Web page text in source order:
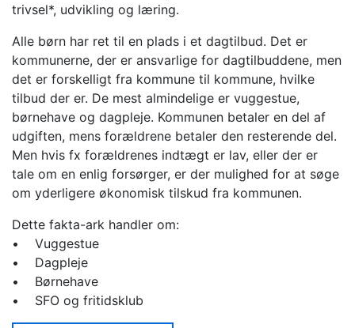
trivsel*, udvikling og læring.
Alle børn har ret til en plads i et dagtilbud. Det er
kommunerne, der er ansvarlige for dagtilbuddene, men
det er forskelligt fra kommune til kommune, hvilke
tilbud der er. De mest almindelige er vuggestue,
børnehave og dagpleje. Kommunen betaler en del af
udgiften, mens forældrene betaler den resterende del.
Men hvis fx forældrenes indtægt er lav, eller der er
tale om en enlig forsørger, er der mulighed for at søge
om yderligere økonomisk tilskud fra kommunen.
Dette fakta-ark handler om:
• Vuggestue
• Dagpleje
• Børnehave
• SFO og fritidsklub